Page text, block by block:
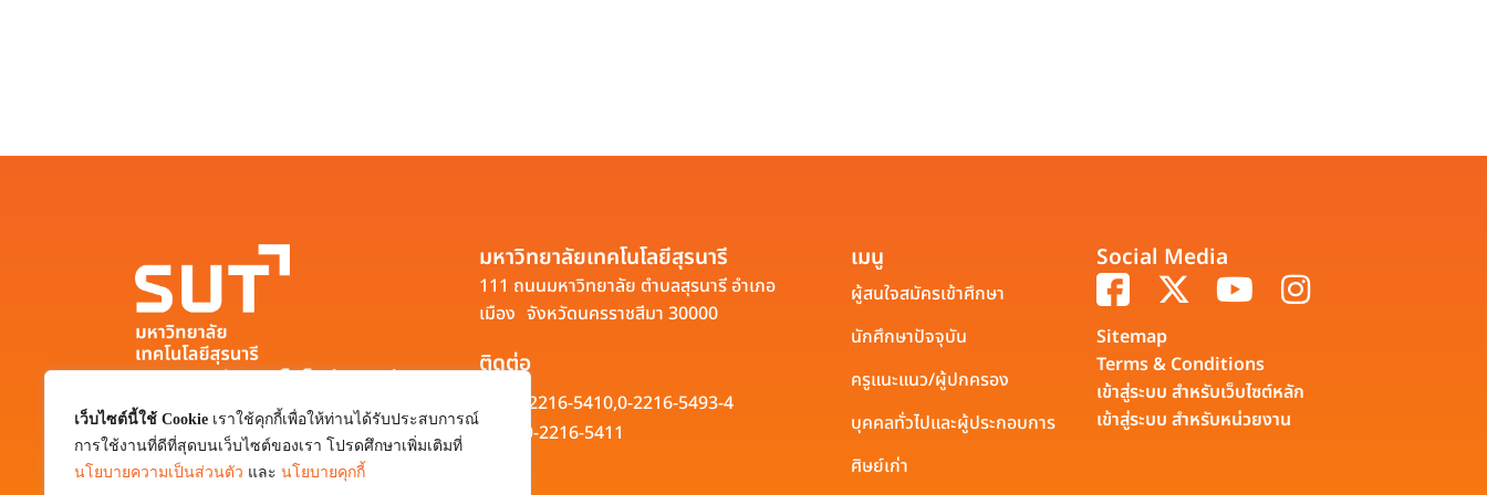
เว็บไซต์นี้ใช้ Cookie เราใช้คุกกี้เพื่อให้ท่านได้รับประสบการณ์
การใช้งานที่ดีที่สุดบนเว็บไซต์ของเรา โปรดศึกษาเพิ่มเติมที่
นโยบายความเป็นส่วนตัว และ นโยบายคุกกี้
มหาวิทยาลัยเทคโนโลยีสุรนารี
111 ถนนมหาวิทยาลัย ตำบลสุรนารี อำเภอ
เมือง จังหวัดนครราชสีมา 30000
0-4422-3000
มหาวิทยาลัยเทคโนโลยีสุรนารี
111 ถนนมหาวิทยาลัย ตำบลสุรนารี อำเภอ
เมือง จังหวัดนครราชสีมา 30000
ติดต่อ
0-2216-5410,0-2216-5493-4
0-2216-5411
เมนู
ผู้สนใจสมัครเข้าศึกษา
นักศึกษาปัจจุบัน
ครูแนะแนว/ผู้ปกครอง
บุคคลทั่วไปและผู้ประกอบการ
ศิษย์เก่า
Social Media
Sitemap
Terms & Conditions
เข้าสู่ระบบ สำหรับเว็บไซต์หลัก
เข้าสู่ระบบ สำหรับหน่วยงาน